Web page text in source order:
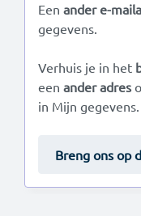
Een ander e-
gegevens.
Verhuis je in het
een ander adres
in Mijn gegevens.
Breng ons op